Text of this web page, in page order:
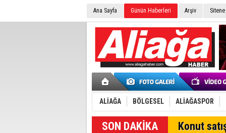
Ana Sayfa Günün Haberleri Arşiv
ALİAĞA BÖLGESEL ALİAĞASPOR
SON DAKİKA Konut